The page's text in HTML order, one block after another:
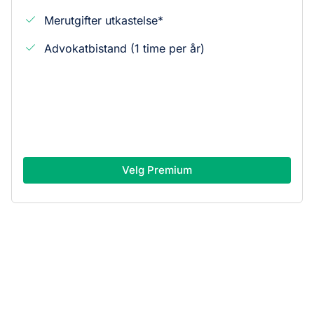
Merutgifter utkastelse*
Advokatbistand (1 time per år)
Velg Premium